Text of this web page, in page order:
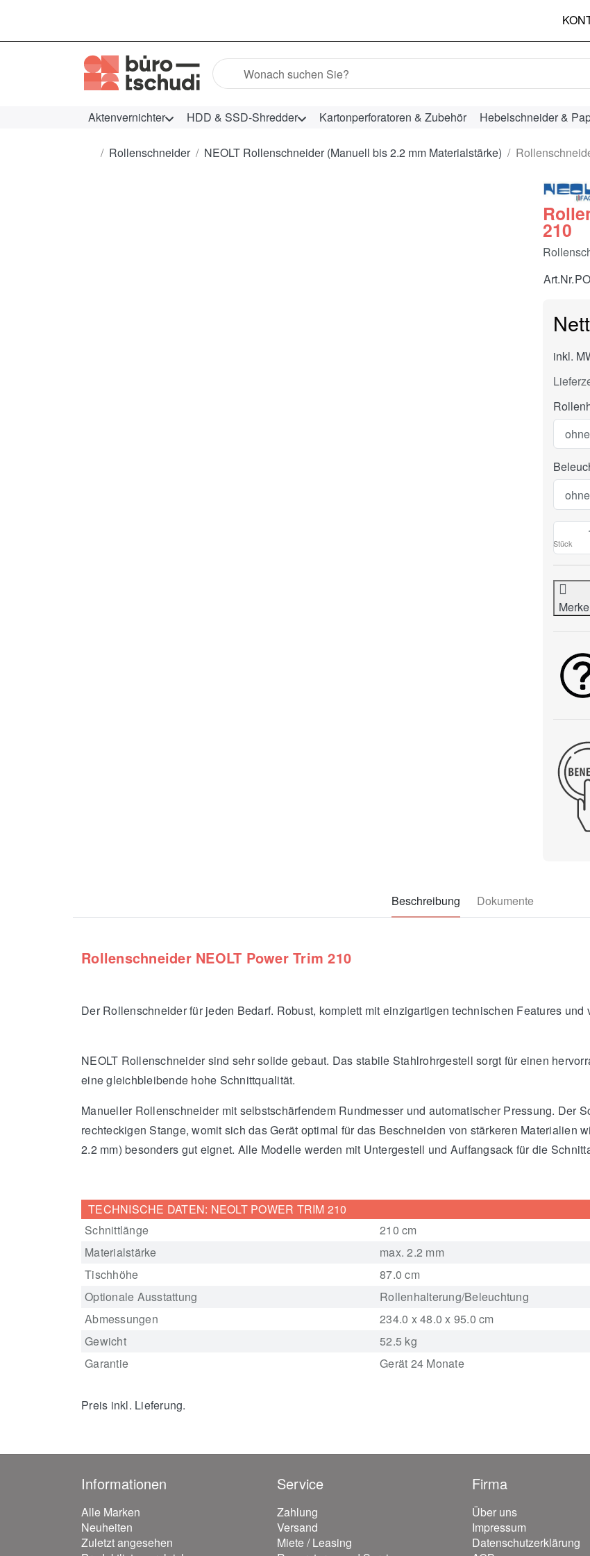
Geben Sie einen Suchbegriff ein. Während Sie tippen, erscheinen
Aktenvernichter
HDD & SSD-Shredder Kartonperforatoren & Zubehör Hebelschneider &
Startseite
Rollenschneider NEOLT Rollenschneider (Manuell bis 2.2 mm Materialstärke)
210
Art.Nr.
inkl.
Stück
Beschreibung Dokumente
Rollenschneider NEOLT Power Trim 210
Der Rollenschneider für jeden Bedarf. Robust, komplett mit einzigartigen technischen Features
NEOLT Rollenschneider sind sehr solide gebaut. Das stabile Stahlrohrgestell sorgt für einen
eine gleichbleibende hohe Schnittqualität.
Manueller Rollenschneider mit selbstschärfendem Rundmesser und automatischer Pressung. Der
rechteckigen Stange, womit sich das Gerät optimal für das Beschneiden von stärkeren Materialien
2.2 mm) besonders gut eignet. Alle Modelle werden mit Untergestell und Auffangsack für die
TECHNISCHE DATEN: NEOLT POWER TRIM 210
Schnittlänge
210 cm
Materialstärke
max. 2.2 mm
Tischhöhe
87.0 cm
Optionale Ausstattung
Rollenhalterung/Beleuchtung
Abmessungen
234.0 x 48.0 x 95.0 cm
Gewicht
52.5 kg
Garantie
Gerät 24 Monate
Preis inkl. Lieferung.
Informationen
Alle Marken
Neuheiten
Zuletzt angesehen
Service
Zahlung
Versand
Miete / Leasing
Firma
Über uns
Impressum
Datenschutzerklärung